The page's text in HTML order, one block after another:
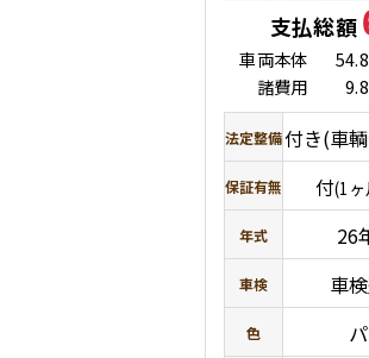
支払総額
車両本体
諸費用
法定整備付き(車
保証有無 付(1
年式 26
車検 車
色